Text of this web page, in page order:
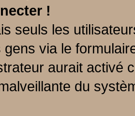
!
seuls les
gens via le
aurait activé
du